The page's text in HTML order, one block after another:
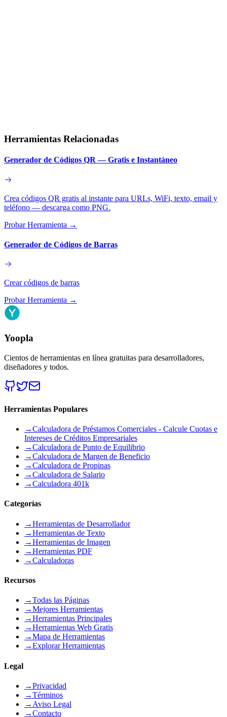
Herramientas Relacionadas
Generador de Códigos QR — Gratis e Instantáneo
Crea códigos QR gratis al instante para URLs, WiFi, texto, email y
teléfono — descarga como PNG.
Probar Herramienta →
Generador de Códigos de Barras
Crear códigos de barras
Probar Herramienta →
Yoopla
Cientos de herramientas en línea gratuitas para desarrolladores,
diseñadores y todos.
Herramientas Populares
→Calculadora de Préstamos Comerciales - Calcule Cuotas e
Intereses de Créditos Empresariales
→Calculadora de Punto de Equilibrio
→Calculadora de Margen de Beneficio
→Calculadora de Propinas
→Calculadora de Salario
→Calculadora 401k
Categorías
→Herramientas de Desarrollador
→Herramientas de Texto
→Herramientas de Imagen
→Herramientas PDF
→Calculadoras
Recursos
→Todas las Páginas
→Mejores Herramientas
→Herramientas Principales
→Herramientas Web Gratis
→Mapa de Herramientas
→Explorar Herramientas
Legal
→Privacidad
→Términos
→ Aviso Legal
→Contacto